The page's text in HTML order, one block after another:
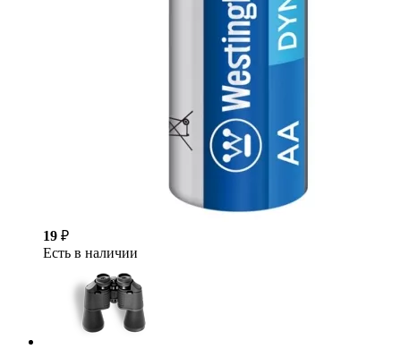
19 ₽
Есть в наличии